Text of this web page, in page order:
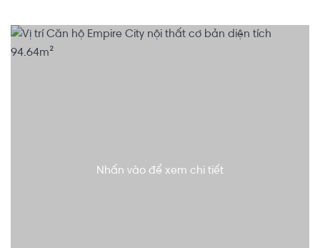
Nhấn vào để xem chi tiết